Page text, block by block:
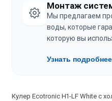
Монтаж
Мы предлагаем
воды, которые
которую вы
Узнать подробнее
Кулер Ecotronic H1-LF White с